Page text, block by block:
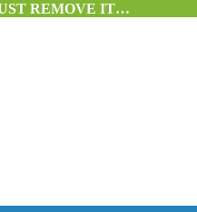
REMOVE IT…